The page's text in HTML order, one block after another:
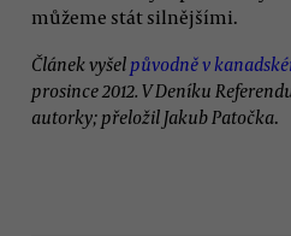
můžeme stát silnějšími.
Článek vyšel původně v
prosince 2012. V Deníku
autorky; přeložil Jakub Patočka.